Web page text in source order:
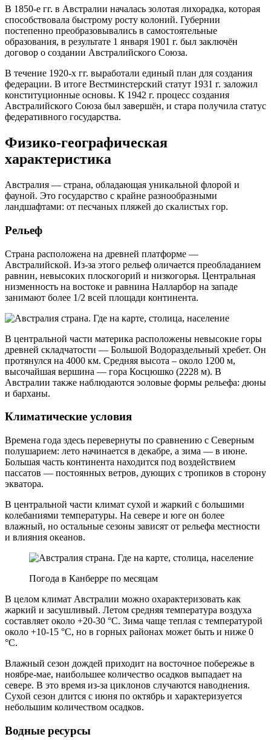
В 1850-е гг. в Австралии началась золотая лихорадка, которая
способствовала быстрому росту колоний. Губернии
постепенно преобразовывались в самостоятельные
образования, в результате 1 января 1901 г. был заключён
договор о создании Австралийского Союза.
В течение 1920-х гг. выработали единый план для создания
федерации. В итоге Вестминстерский статут 1931 г. заложил
конституционные основы. К 1942 г. процесс создания
Австралийского Союза был завершён, и стара получила статус
федеративного государства.
Физико-географическая
характеристика
Австралия — страна, обладающая уникальной флорой и
фауной. Это государство с крайне разнообразными
ландшафтами: от песчаных пляжей до скалистых гор.
Рельеф
Страна расположена на древней платформе —
Австралийской. Из-за этого рельеф оличается преобладанием
равнин, невысоких плоскогорий и низкогорья. Центральная
низменность на востоке и равнина Налларбор на западе
занимают более 1/2 всей площади континента.
В центральной части материка расположены невысокие горы
древней складчатости — Большой Водораздельный хребет. Он
протянулся на 4000 км. Средняя высота – около 1200 м,
высочайшая вершина — гора Косцюшко (2228 м). В
Австралии также наблюдаются эоловые формы рельефа: дюны
и барханы.
Климатические условия
Времена года здесь перевернуты по сравнению с Северным
полушарием: лето начинается в декабре, а зима — в июне.
Большая часть континента находится под воздействием
пассатов — постоянных ветров, дующих с тропиков в сторону
экватора.
В центральной части климат сухой и жаркий с большими
колебаниями температуры. На севере и юге он более
влажный, но остальные сезоны зависят от рельефа местности
и влияния океанов.
Погода в Канберре по месяцам
В целом климат Австралии можно охарактеризовать как
жаркий и засушливый. Летом средняя температура воздуха
составляет около +20-30 °С. Зима чаще теплая с температурой
около +10-15 °С, но в горных районах может быть и ниже 0
°С.
Влажный сезон дождей приходит на восточное побережье в
ноябре-мае, наибольшее количество осадков выпадает на
севере. В это время из-за циклонов случаются наводнения.
Сухой сезон длится с июня по октябрь и характеризуется
небольшим количеством осадков.
Водные ресурсы